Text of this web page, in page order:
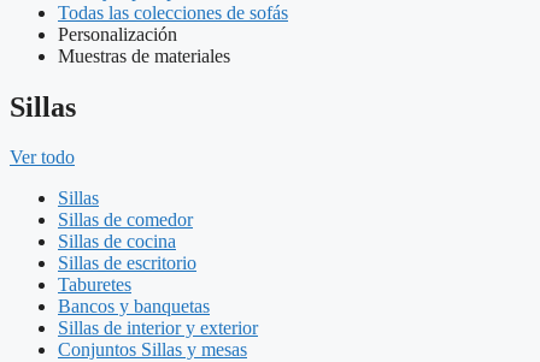
Todas las colecciones de sofás
Personalización
Muestras de materiales
Sillas
Ver todo
Sillas
Sillas de comedor
Sillas de cocina
Sillas de escritorio
Taburetes
Bancos y banquetas
Sillas de interior y exterior
Conjuntos Sillas y mesas